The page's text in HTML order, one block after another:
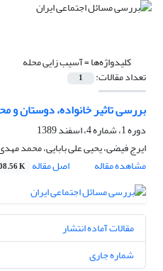
کلیدواژه‌ها =آسیب زایی محله
تعداد مقالات: 1
بررسی تاثیر خانواده، دوستان و
دوره 1، شماره 4، اسفند 1389
ایرج فیضی، یحیی علی بابایی، محمد
مشاهده مقاله
اصل مقاله K
مقالات آماده انتشار
شماره جاری